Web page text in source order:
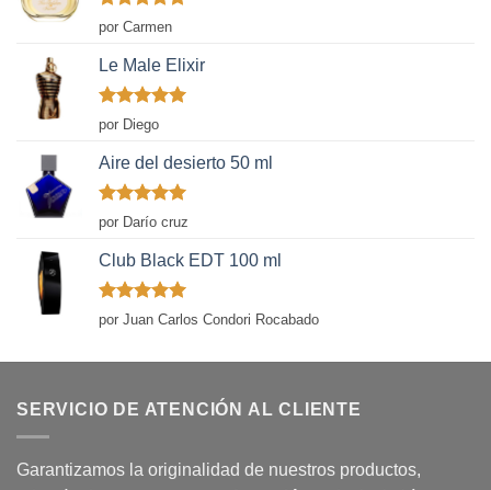
Valorado
con
por Carmen
Le Male Elixir
Valorado
con
de 5
por Diego
Aire del desierto 50 ml
Valorado
con
por Darío cruz
Club Black EDT 100 ml
Valorado
con
por Juan Carlos Condori Rocabado
SERVICIO DE ATENCIÓN AL CLIENTE
Garantizamos la originalidad de nuestros productos,